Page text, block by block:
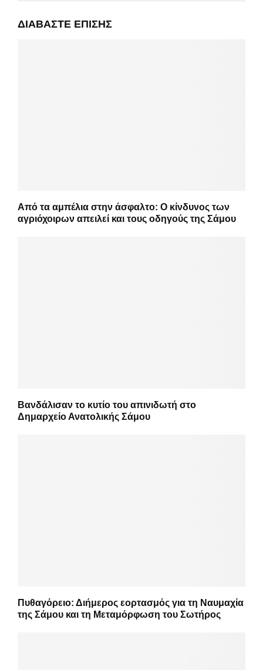
ΔΙΑΒΆΣΤΕ ΕΠΊΣΗΣ
Από τα αμπέλια στην άσφαλτο: Ο κίνδυνος των
αγριόχοιρων απειλεί και τους οδηγούς της Σάμου
Βανδάλισαν το κυτίο του απινιδωτή στο
Δημαρχείο Ανατολικής Σάμου
Πυθαγόρειο: Διήμερος εορτασμός για τη Ναυμαχία
της Σάμου και τη Μεταμόρφωση του Σωτήρος